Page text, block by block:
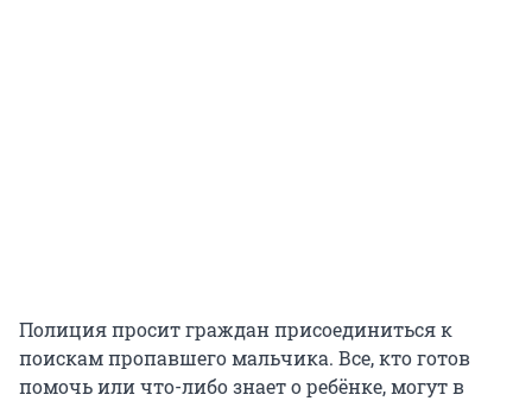
Полиция просит граждан присоединиться к
поискам пропавшего мальчика. Все, кто готов
помочь или что-либо знает о ребёнке, могут в